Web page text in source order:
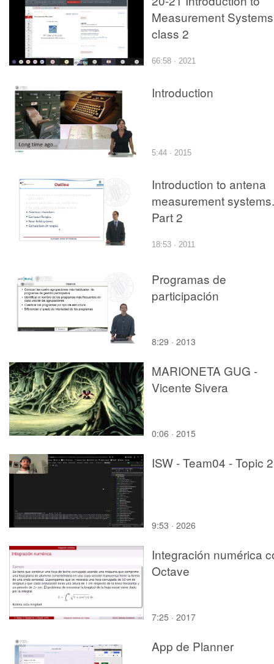
Measurement
class 2
66:58 · 2021
Introduction
5:44 · 2015
Introduction to antena
measurement systems.
Part 2
18:53 · 2011
Programas de
participación
8:29 · 2013
MARIONETA GUG -
Vicente Sivera
0:06 · 2015
ISW - Team04 - Topic 2
9:53 · 2026
Integración numérica
Octave
7:25 · 2017
App de Planner